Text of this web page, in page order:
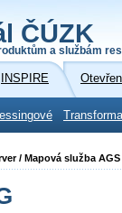
ČÚZK
a službám
INSPIRE
/ Mapová služba